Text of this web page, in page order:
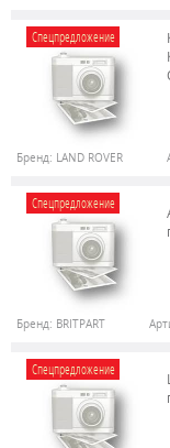
Спецпредложение
Бренд: LAND ROVER
Спецпредложение
Бренд: BRITPART
Спецпредложение